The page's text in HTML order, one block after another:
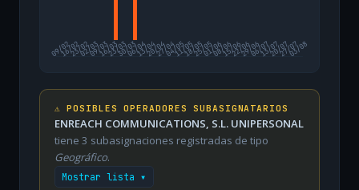
09/02
16/0223/0202/0309/0316/0323/0330/0306/0413/0420/0427/0404/0511/0518/0525/0501/0608/0615/0622/0629/0606/0713/0720/0727/07
03/08
⚠️ POSIBLES OPERADORES SUBASIGNATARIOS
ENREACH COMMUNICATIONS, S.L. UNIPERSONAL
tiene 3 subasignaciones registradas de tipo
Geográfico.
Mostrar lista ▾